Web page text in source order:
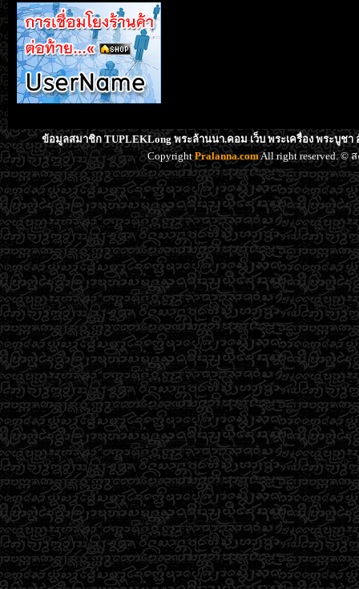
ข้อมูลสมาชิก TUPLEKLong พระล้านนา.คอม เว็บ พระเครื่อง พระบูช
CopyrightPralanna.comAll right reserved. ©